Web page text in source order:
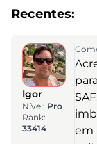
Recentes:
Igor
Nível: Pro
Rank:
33414
em